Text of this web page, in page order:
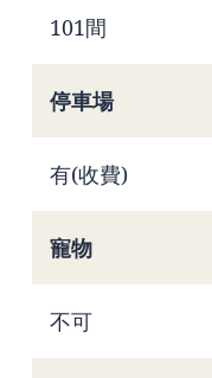
101間
停車場
有(收費)
寵物
不可